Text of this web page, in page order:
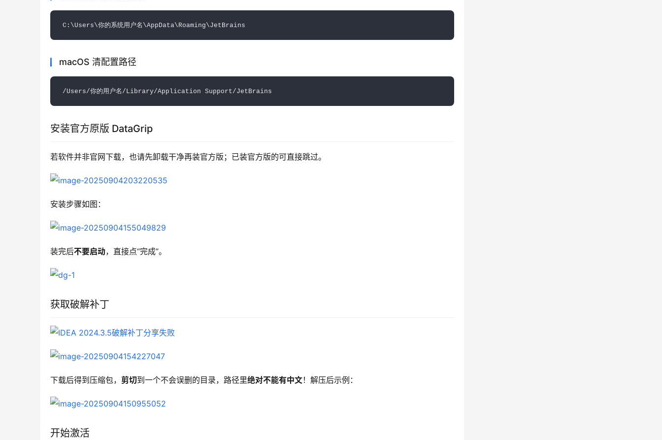
macOS 清配置路径
安装官方原版 DataGrip
若软件并非官网下载，也请先卸载干净再装官方版；已装官方版的可直接跳过。
安装步骤如图：
装完后不要启动，直接点“完成”。
获取破解补丁
下载后得到压缩包， 剪切到一个不会误删的目录，路径里绝对不能有中文！解压后示例：
开始激活